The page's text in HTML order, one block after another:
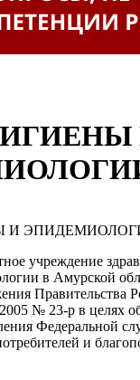
И
учреждение
в Амурской
Правительства
№ 23-р в целях
Федеральной
и